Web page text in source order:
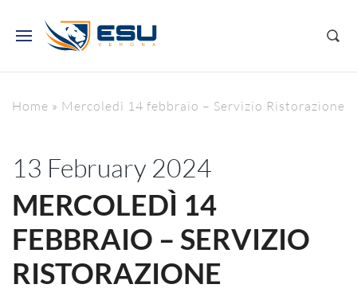
Home » Mercoledì 14 febbraio – Servizio Ristorazione
13 February 2024
MERCOLEDÌ 14
FEBBRAIO – SERVIZIO
RISTORAZIONE